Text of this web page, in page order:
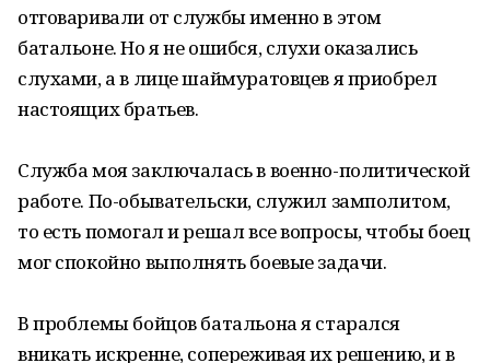
отговаривали от службы именно в этом
батальоне. Но я не ошибся, слухи оказались
слухами, а в лице шаймуратовцев я приобрел
настоящих братьев.
Служба моя заключалась в военно-политической
работе. По-обывательски, служил замполитом,
то есть помогал и решал все вопросы, чтобы боец
мог спокойно выполнять боевые задачи.
В проблемы бойцов батальона я старался
вникать искренне, сопереживая их решению, и в